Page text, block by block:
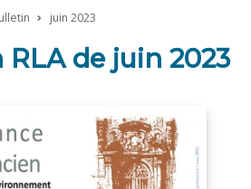
juin 2023
de juin 2023